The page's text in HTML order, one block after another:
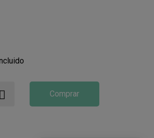
Comprar